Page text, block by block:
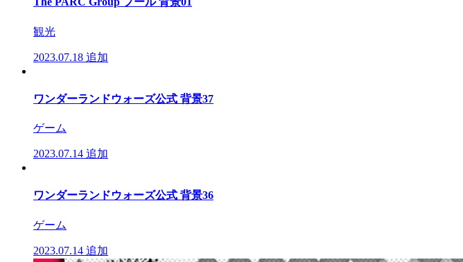
観光
2023.07.18 追加
ワンダーランドウォーズ公式 背景37
ゲーム
2023.07.14 追加
ワンダーランドウォーズ公式 背景36
ゲーム
2023.07.14 追加